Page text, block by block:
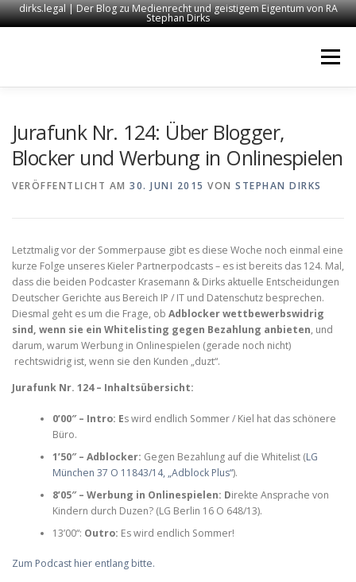
dirks.legal | Der Blog zu Medienrecht und geistigem Eigentum von RA
Stephan Dirks
Menü
Jurafunk Nr. 124: Über Blogger,
Blocker und Werbung in Onlinespielen
VERÖFFENTLICHT AM 30. JUNI 2015 VON STEPHAN DIRKS
Letztmalig vor der Sommerpause gibt es diese Woche noch einmal eine
kurze Folge unseres Kieler Partnerpodcasts – es ist bereits das 124. Mal,
dass die beiden Podcaster Krasemann & Dirks aktuelle Entscheidungen
Deutscher Gerichte aus Bereich IP / IT und Datenschutz besprechen.
Diesmal geht es um die Frage, ob Adblocker wettbewerbswidrig
sind, wenn sie ein Whitelisting gegen Bezahlung anbieten, und
darum, warum Werbung in Onlinespielen (gerade noch nicht)
rechtswidrig ist, wenn sie den Kunden „duzt“.
Jurafunk Nr. 124 – Inhaltsübersicht:
0’00″ – Intro: Es wird endlich Sommer / Kiel hat das schönere
Büro.
1’50″ – Adblocker: Gegen Bezahlung auf die Whitelist (LG
München 37 O 11843/14, „Adblock Plus“).
8’05″ – Werbung in Onlinespielen: Direkte Ansprache von
Kindern durch Duzen? (LG Berlin 16 O 648/13).
13’00“: Outro: Es wird endlich Sommer!
Zum Podcast hier entlang bitte.